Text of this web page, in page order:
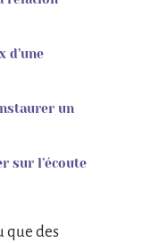
d’une
un
sur l’écoute
que des